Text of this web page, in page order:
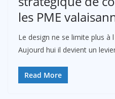
les PME
Le design ne se limite plus à
Aujourd hui il devient un
Read More